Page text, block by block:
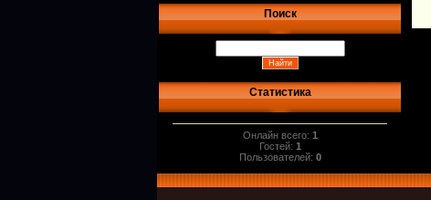
Поиск
Статистика
Онлайн всего: 1
Гостей: 1
Пользователей: 0